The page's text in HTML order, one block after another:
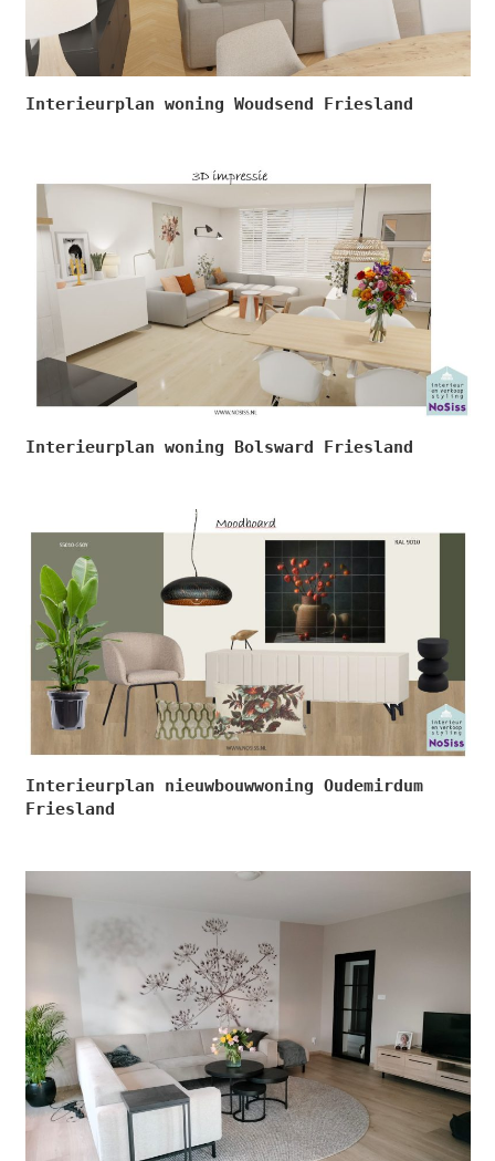
Interieurplan woning Woudsend Friesland
Interieurplan woning Bolsward Friesland
Interieurplan nieuwbouwwoning Oudemirdum
Friesland